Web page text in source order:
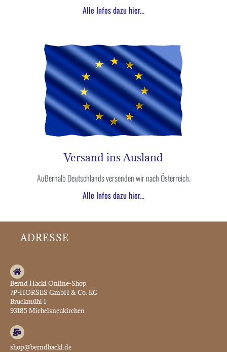
Alle Infos dazu hier...
Versand ins Ausland
Außerhalb Deutschlands versenden wir nach Österreich.
Alle Infos dazu hier...
ADRESSE
Bernd Hackl Online-Shop
7P-HORSES GmbH & Co. KG
Bruckmühl 1
93185 Michelsneukirchen
shop@berndhackl.de